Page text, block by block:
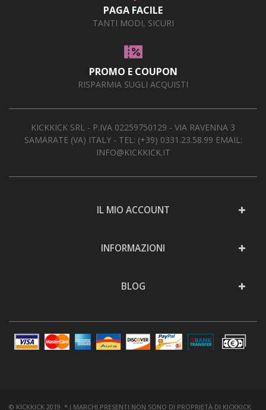
PAGA FACILE
TANTI MODI, SICURI
PROMO E COUPON
RISPARMIA SUGLI ACQUISTI
KICKKICK SRL - P.IVA 02259750129 - VIA RAVENNA 3
SAMARATE (VA) ITALY - TEL: (+39) 0331.23.58.99 EMAIL:
INFO@KICKKICK.IT
IL MIO ACCOUNT
INFORMAZIONI
BLOG
© KICKKICK 2019 * I MARCHI PRESENTI NON SONO DI PROPRIETÀ DI KICKKICK